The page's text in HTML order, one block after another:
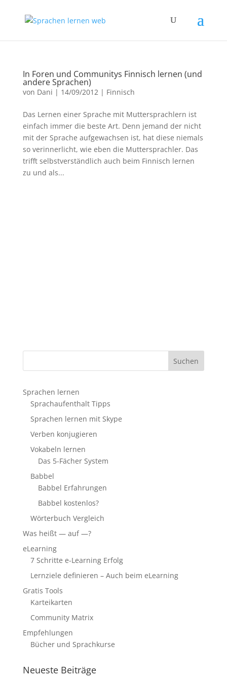
In Foren und Communitys Finnisch lernen (und
andere Sprachen)
von Dani | 14/09/2012| Finnisch
Das Lernen einer Sprache mit Muttersprachlern ist
einfach immer die beste Art. Denn jemand der nicht
mit der Sprache aufgewachsen ist, hat diese niemals
so verinnerlicht, wie eben die Muttersprachler. Das
trifft selbstverständlich auch beim Finnisch lernen
zu und als...
Sprachen lernen
Sprachaufenthalt Tipps
Sprachen lernen mit Skype
Verben konjugieren
Vokabeln lernen
Das 5-Fächer System
Babbel
Babbel Erfahrungen
Babbel kostenlos?
Wörterbuch Vergleich
Was heißt — auf —?
eLearning
7 Schritte e-Learning Erfolg
Lernziele definieren – Auch beim eLearning
Gratis Tools
Karteikarten
Community Matrix
Empfehlungen
Bücher und Sprachkurse
Neueste Beiträge